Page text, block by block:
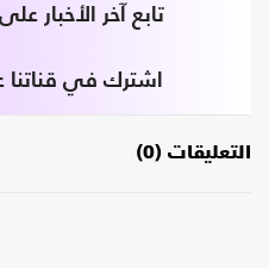
تابع آخر الأخبار
اشترك في قناتنا
التعليقات (0)